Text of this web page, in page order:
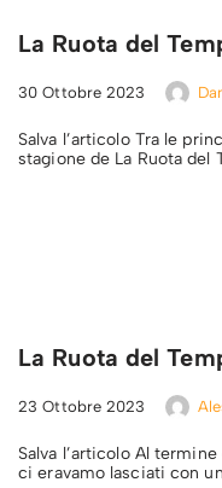
La Ruota del
30 Ottobre 2023
Salva l’articolo Tra le
stagione de La Ruota del
La Ruota del
23 Ottobre 2023
Salva l’articolo Al
ci eravamo lasciati con